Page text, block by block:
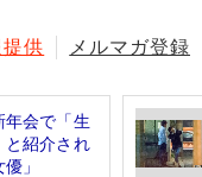
供 メルマガ登録
年会で「生
と紹介され
」